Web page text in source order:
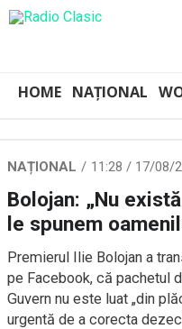
HOME NAȚIONAL
NAȚIONAL 11:28 / 17/08/
Bolojan: „Nu
le spunem
Premierul Ilie Bolojan a
pe Facebook, că pachetul
Guvern nu este luat „din
urgentă de a corecta